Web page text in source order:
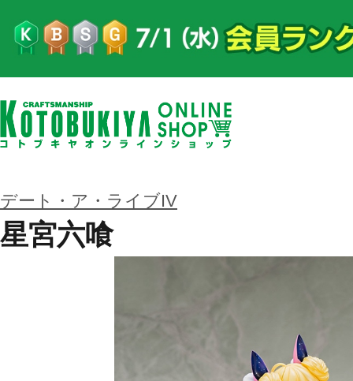
デート・ア・ライブIV
星宮六喰